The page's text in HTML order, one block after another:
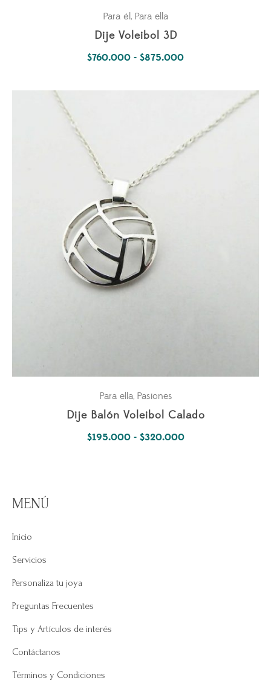
Para él, Para ella
Dije Voleibol 3D
$760.000 - $875.000Rango
$760.000
hasta
Para ella, Pasiones
Dije Balón Voleibol Calado
$195.000 - $320.000Rango
MENÚ
Inicio
Servicios
Personaliza tu joya
Preguntas Frecuentes
Tips y Artículos de interés
Contáctanos
Términos y Condiciones